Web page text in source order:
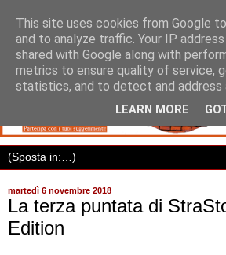
martedì 6 novembre 2018
La terza puntata di
Edition
This site uses cookies from Google
and to analyze traffic. Your IP
shared with Google along with
metrics to ensure quality of service,
statistics, and to detect and address
LEARN MORE